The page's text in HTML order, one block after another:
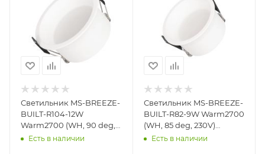
Светильник MS-BREEZE-
BUILT-R104-12W
Warm2700 (WH, 90 deg,
230V) (Arlight, IP20
Есть в наличии
Светильник MS-BREEZE-
BUILT-R82-9W Warm2700
(WH, 85 deg, 230V)
(Arlight, IP20 Металл, 5
Есть в наличии